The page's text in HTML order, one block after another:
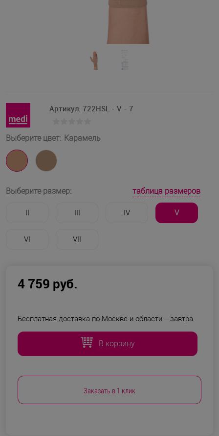
Артикул: 722HSL - V - 7
Выберите цвет: Карамель
Выберите размер: таблица размеров
II III IV V
VI VII
4 759 руб.
Бесплатная доставка по Москве и области – завтра
В корзину
Заказать в 1 клик